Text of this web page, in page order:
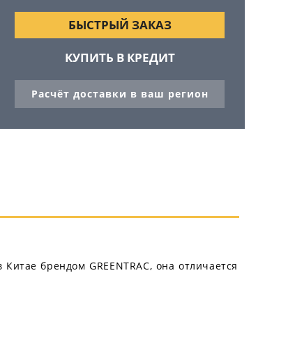
БЫСТРЫЙ ЗАКАЗ
КУПИТЬ В КРЕДИТ
Расчёт доставки в ваш регион
брендом GREENTRAC, она отличается